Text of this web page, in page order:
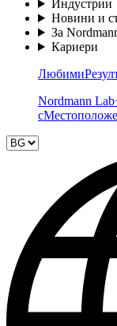
Индустрии
Новини и
За
Кариери
Любими
Nordmann
с